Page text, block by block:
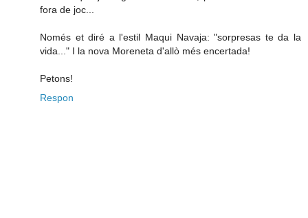
fora de joc...
Només et diré a l'estil Maqui Navaja: "sorpresas te da la
vida..." I la nova Moreneta d'allò més encertada!
Petons!
Respon